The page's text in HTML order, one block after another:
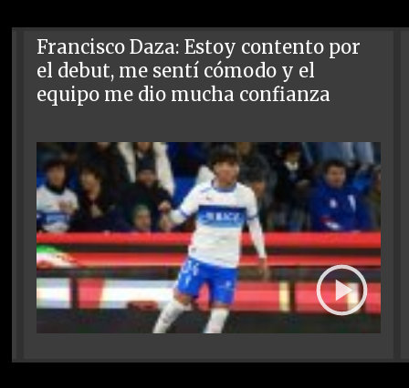
Francisco Daza: Estoy contento por
el debut, me sentí cómodo y el
equipo me dio mucha confianza